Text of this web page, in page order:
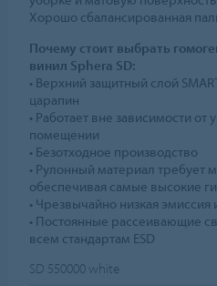
Хорошо сбалансированная
Почему стоит выбрать
винил Sphera SD:
• Верхний защитный слой
царапин
• Работает вне зависимости от
помещении
• Безотходное производство
• Рулонный материал требует
обеспечивая самые высокие
• Чрезвычайно низкая
• Постоянные рассеивающие
всем стандартам ESD
SD 550000 white